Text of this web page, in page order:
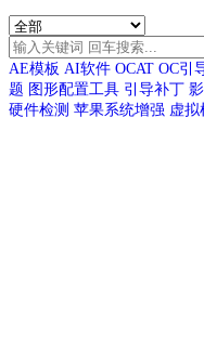
AE模板 AI软件 OCAT OC引
题 图形配置工具 引导补丁
硬件检测 苹果系统增强 虚拟